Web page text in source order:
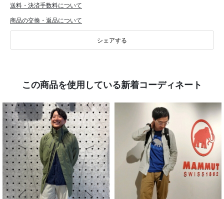
送料・決済手数料について
商品の交換・返品について
シェアする
この商品を使用している新着コーディネート